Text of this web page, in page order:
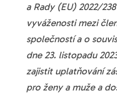
a Rady (EU) 2022/
vyváženosti mezi
společností a o
dne 23. listopadu
zajistit uplatňování
pro ženy a muže a